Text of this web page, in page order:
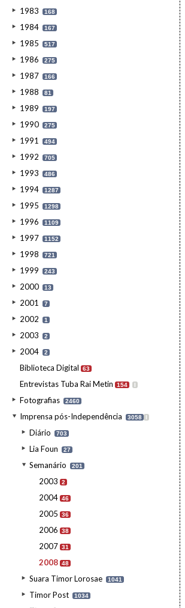
1983 168
1984 167
1985 517
1986 275
1987 166
1988 81
1989 197
1990 275
1991 494
1992 705
1993 486
1994 1287
1995 1298
1996 1109
1997 1152
1998 721
1999 243
2000 13
2001 7
2002 1
2003 2
2004 2
Biblioteca Digital 63
Entrevistas Tuba Rai Metin 154 I
Fotografias 2460
Imprensa pós-Independência 3058 I
Diário 703
Lia Foun 27
Semanário 201
2003 2
2004 46
2005 36
2006 38
2007 31
2008 48
Suara Timor Lorosae 1041
Timor Post 1034